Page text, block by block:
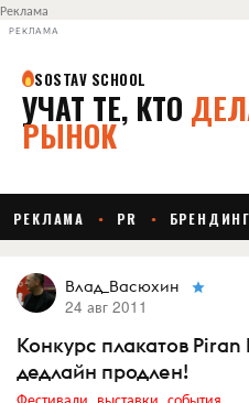
Реклама
РЕКЛАМА
Влад_Васюхин
24 авг 2011
Конкурс плакатов
дедлайн продлен!
Фестивали, выставки, события